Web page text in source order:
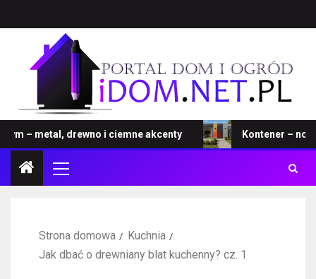
drewno i ciemne akcenty Kontener – nowa
Strona domowa
Kuchnia
Jak dbać o drewniany blat kuchenny? cz. 1